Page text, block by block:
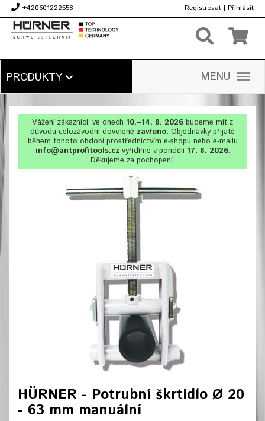
+420601222558 Registrovat | Přihlásit
PRODUKTY MENU
Vážení zákazníci, ve dnech 10.–14. 8. 2026 budeme mít z
důvodu celozávodní dovolené zavřeno. Objednávky přijaté
během tohoto období prostřednictvím e-shopu nebo e-mailu
info@antprofitools.cz vyřídíme v pondělí 17. 8. 2026.
Děkujeme za pochopení.
HÜRNER - Potrubní škrtidlo Ø 20
- 63 mm manuální